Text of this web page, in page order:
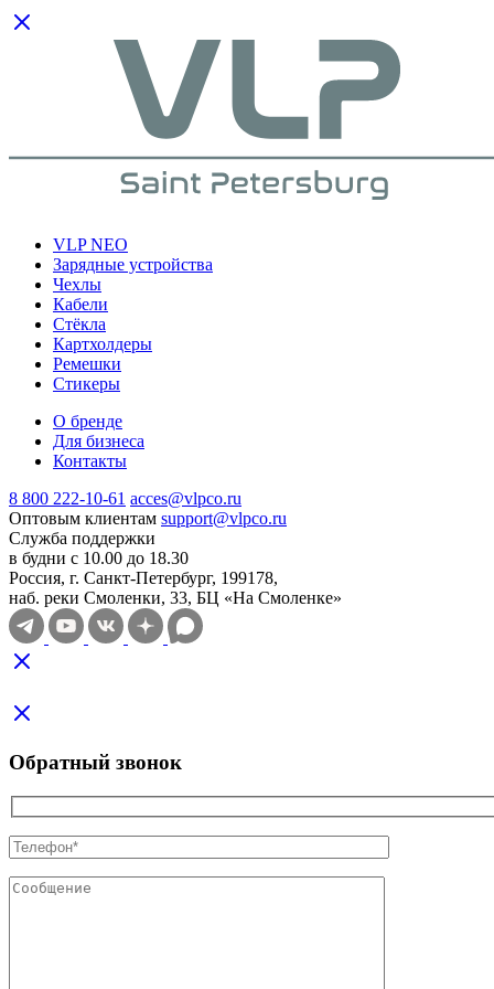
VLP NEO
Зарядные устройства
Чехлы
Кабели
Cтёкла
Картхолдеры
Ремешки
Стикеры
О бренде
Для бизнеса
Контакты
8 800 222-10-61 acces@vlpco.ru
Оптовым клиентам support@vlpco.ru
Служба поддержки
в будни с 10.00 до 18.30
Россия, г. Санкт-Петербург, 199178,
наб. реки Смоленки, 33, БЦ «На Смоленке»
Обратный звонок